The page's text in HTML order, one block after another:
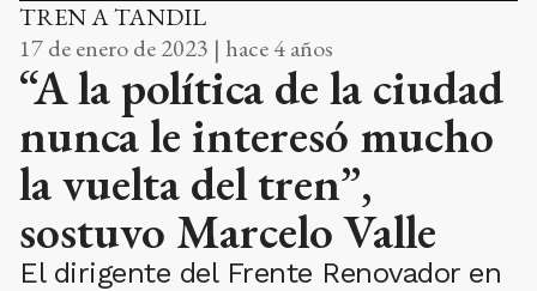
TREN A TANDIL
17 de enero de 2023 | hace 4 años
“A la política de la ciudad
nunca le interesó mucho
la vuelta del tren”,
sostuvo Marcelo Valle
El dirigente del Frente Renovador en